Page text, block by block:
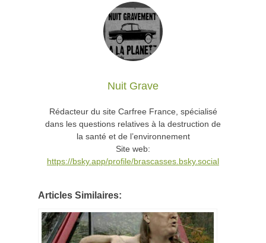
Nuit Grave
Rédacteur du site Carfree France, spécialisé
dans les questions relatives à la destruction de
la santé et de l’environnement
Site web:
https://bsky.app/profile/brascasses.bsky.social
Articles Similaires: